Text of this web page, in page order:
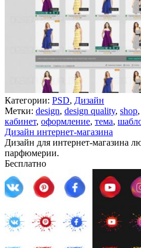
Категории: PSD, Дизайн
Метки: design, design quality, shop,
кабинет, оформление, тема,
Дизайн интернет-магазина
Дизайн для интернет-магазина
парфюмерии.
Бесплатно